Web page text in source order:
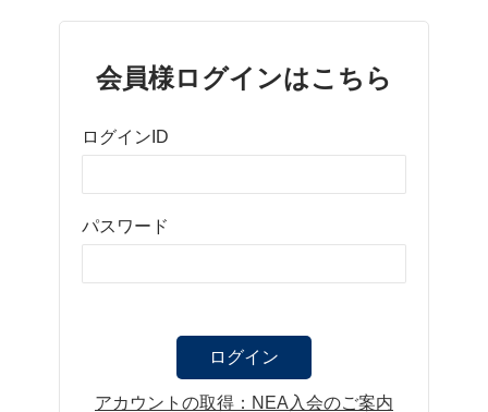
会員様ログインはこちら
ログインID
パスワード
アカウントの取得：NEA入会のご案内